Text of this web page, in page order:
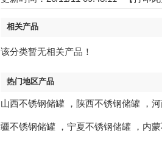
相关产品
该分类暂无相关产品！
热门地区产品
山西不锈钢储罐 ， 陕西不锈钢储罐 ，
疆不锈钢储罐 ， 宁夏不锈钢储罐 ， 内